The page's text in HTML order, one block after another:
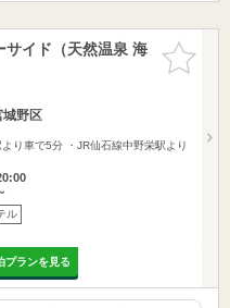
お気に入
りに追加
サイド（天然温泉 海
城野区
より車で5分 ・JR仙石線中野栄駅より
ル
プランを見る